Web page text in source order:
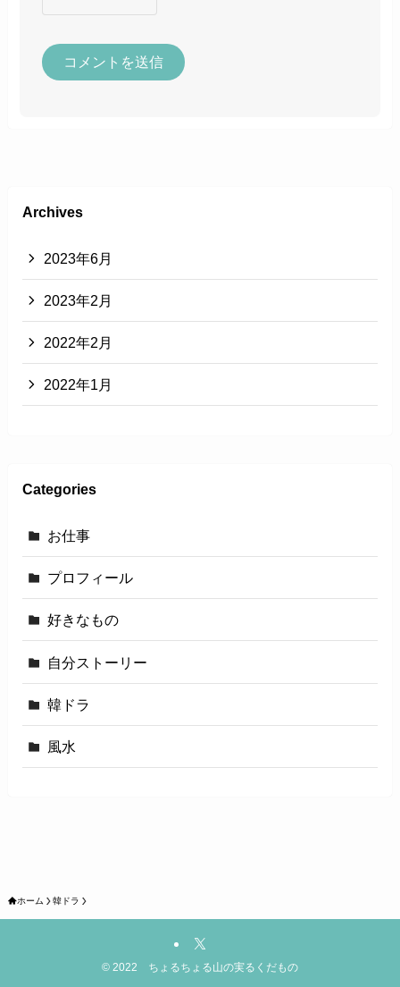
Archives
2023年6月
2023年2月
2022年2月
2022年1月
Categories
お仕事
プロフィール
好きなもの
自分ストーリー
韓ドラ
風水
ホーム 韓ドラ
© 2022 ちょるちょる山の実るくだもの